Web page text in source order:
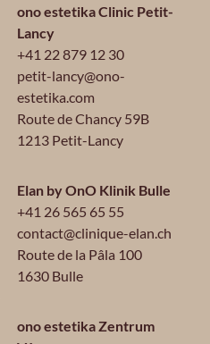
ono estetika Clinic Petit-
Lancy
+41 22 879 12 30
petit-lancy@ono-
estetika.com
Route de Chancy 59B
1213 Petit-Lancy
Elan by OnO Klinik Bulle
+41 26 565 65 55
contact@clinique-elan.ch
Route de la Pâla 100
1630 Bulle
ono estetika Zentrum